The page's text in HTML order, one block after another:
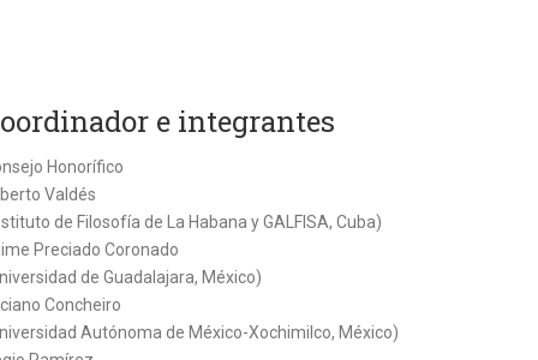
e integrantes
Honorífico
Valdés
de Filosofía de La Habana y GALFISA, Cuba)
Preciado Coronado
de Guadalajara, México)
Concheiro
Autónoma de México-Xochimilco, México)